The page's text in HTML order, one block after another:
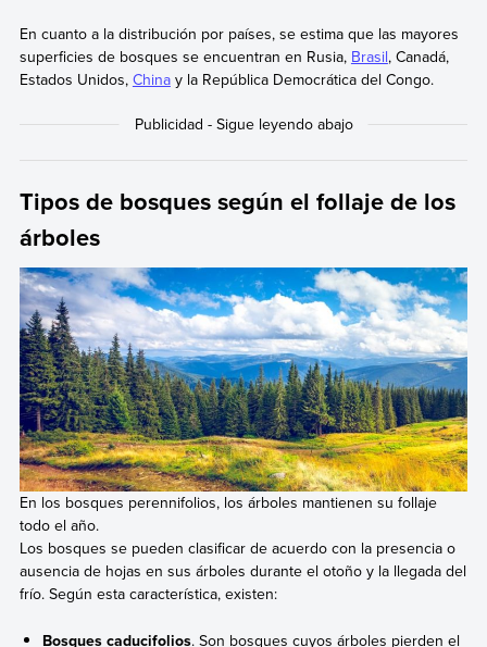
En cuanto a la distribución por países, se estima que las mayores
superficies de bosques se encuentran en Rusia, Brasil, Canadá,
Estados Unidos, Chinay la República Democrática del Congo.
Tipos de bosques según el follaje de los
árboles
En los bosques perennifolios, los árboles mantienen su follaje
todo el año.
Los bosques se pueden clasificar de acuerdo con la presencia o
ausencia de hojas en sus árboles durante el otoño y la llegada del
frío. Según esta característica, existen:
Bosques caducifolios. Son bosques cuyos árboles pierden el